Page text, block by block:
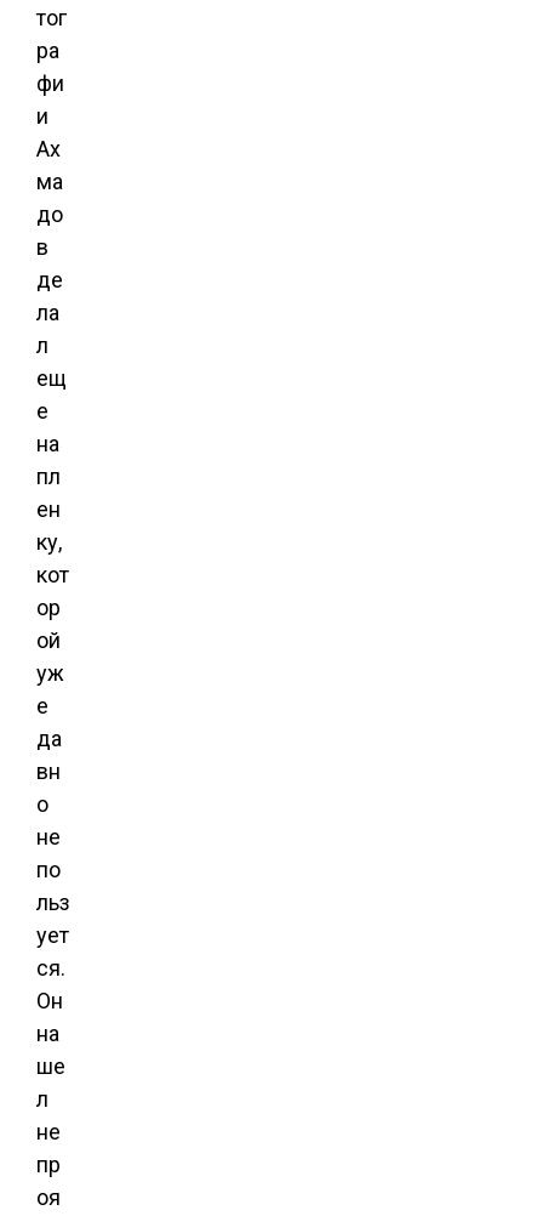
тог
ра
фи
и
Ах
ма
до
в
де
ла
л
ещ
е
на
пл
ен
ку,
кот
ор
ой
уж
е
да
вн
о
не
по
льз
ует
ся.
Он
на
ше
л
не
пр
оя